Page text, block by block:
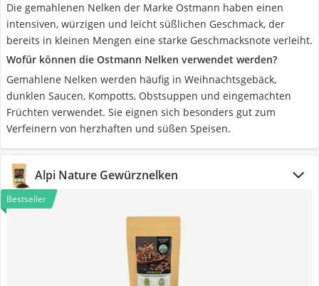
Die gemahlenen Nelken der Marke Ostmann haben einen
intensiven, würzigen und leicht süßlichen Geschmack, der
bereits in kleinen Mengen eine starke Geschmacksnote verleiht.
Wofür können die Ostmann Nelken verwendet werden?
Gemahlene Nelken werden häufig in Weihnachtsgebäck,
dunklen Saucen, Kompotts, Obstsuppen und eingemachten
Früchten verwendet. Sie eignen sich besonders gut zum
Verfeinern von herzhaften und süßen Speisen.
Alpi Nature Gewürznelken
Bestseller